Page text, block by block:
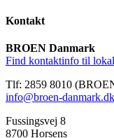
Kontakt
BROEN Danmark
Find kontaktinfo til
Tlf: 2859 8010
info@broen-danmark.dk
Fussingsvej 8
8700 Horsens